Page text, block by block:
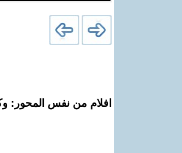
افلام من نفس المحور: